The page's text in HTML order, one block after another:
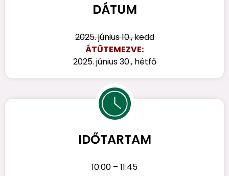
DÁTUM
2025. június 10., kedd
ÁTÜTEMEZVE:
2025. június 30., hétfő
IDŐTARTAM
10:00 – 11:45